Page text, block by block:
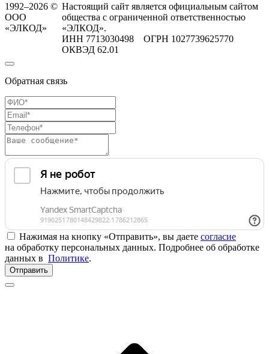
1992–2026 ©
ООО
«ЭЛКОД»
Настоящий сайт является официальным сайтом
общества с ограниченной ответственностью
«ЭЛКОД».
ИНН 7713030498 ОГРН 1027739625770
ОКВЭД 62.01
Обратная связь
Нажимая на кнопку «Отправить», вы даете согласие
на обработку персональных данных. Подробнее об обработке
данных в Политике.
Отправить